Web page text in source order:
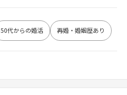
50代からの婚活 再婚・婚姻歴あり